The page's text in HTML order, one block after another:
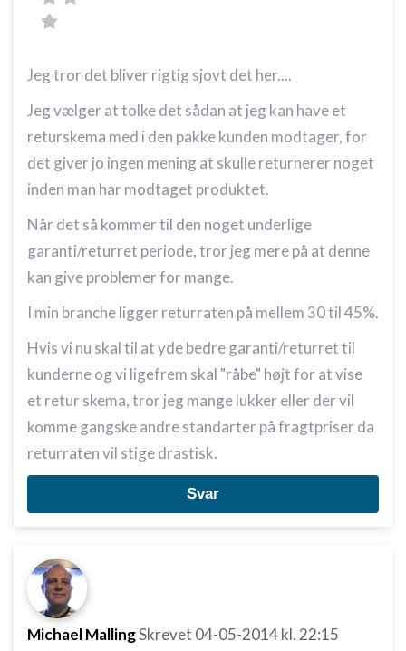
Jeg tror det bliver rigtig sjovt det her....
Jeg vælger at tolke det sådan at jeg kan have et
returskema med i den pakke kunden modtager, for
det giver jo ingen mening at skulle returnerer noget
inden man har modtaget produktet.
Når det så kommer til den noget underlige
garanti/returret periode, tror jeg mere på at denne
kan give problemer for mange.
I min branche ligger returraten på mellem 30 til 45%.
Hvis vi nu skal til at yde bedre garanti/returret til
kunderne og vi ligefrem skal "råbe" højt for at vise
et retur skema, tror jeg mange lukker eller der vil
komme gangske andre standarter på fragtpriser da
returraten vil stige drastisk.
Svar
Michael MallingSkrevet 04-05-2014kl. 22:15